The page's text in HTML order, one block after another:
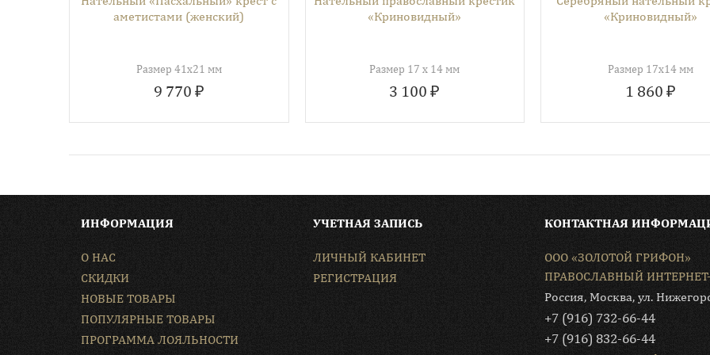
аметистами (женский)
Размер 41х21 мм
9 770 ₽
«Криновидный»
Размер 17 х 14 мм
3 100 ₽
«Криновидный»
Размер 17х14 мм
1 860 ₽
ИНФОРМАЦИЯ
О НАС
СКИДКИ
НОВЫЕ ТОВАРЫ
ПОПУЛЯРНЫЕ ТОВАРЫ
ПРОГРАММА ЛОЯЛЬНОСТИ
УЧЕТНАЯ ЗАПИСЬ
ЛИЧНЫЙ КАБИНЕТ
РЕГИСТРАЦИЯ
КОНТАКТНАЯ
ООО «ЗОЛОТОЙ ГРИФОН»
ПРАВОСЛАВНЫЙ
Россия, Москва, ул.
+7 (916) 732-66-44
+7 (916) 832-66-44